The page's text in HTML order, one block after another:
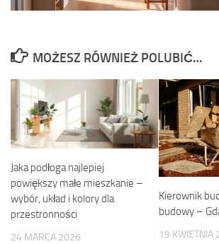
MOŻESZ RÓWNIEŻ POLUBIĆ…
Jaka podłoga najlepiej
powiększy małe mieszkanie –
wybór, układ i kolory dla
przestronności
24 MARCA 2026
Kierownik
budowy –
19 KWIETNIA